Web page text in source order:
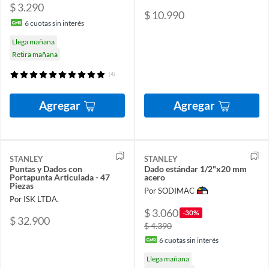
$ 3.290
6cuotas sin interés
Llega mañana
Retira mañana
(4)
Agregar
$ 10.990
Agregar
STANLEY
Puntas y Dados con
Portapunta Articulada - 47
Piezas
Por ISK LTDA.
$ 32.900
STANLEY
Dado estándar 1/2"x20 mm
acero
Por SODIMAC
$ 3.060 -30%
$ 4.390
6cuotas sin interés
Llega mañana